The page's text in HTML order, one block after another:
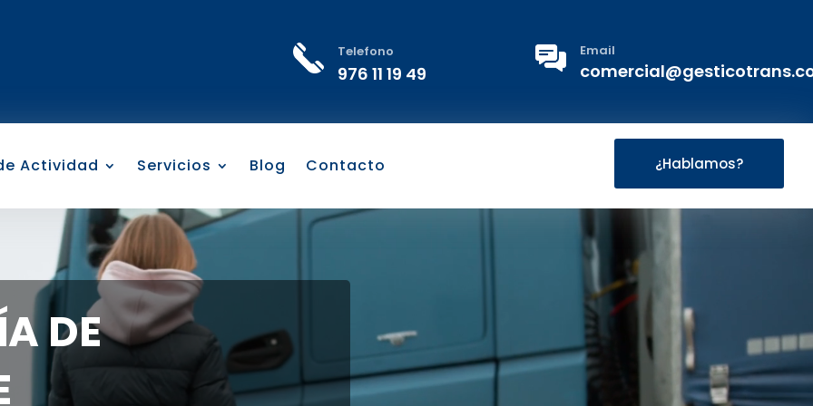
Telefono
976 11 19 49
Email
Actividad Servicios Blog Contacto ¿Hablamos?
DE